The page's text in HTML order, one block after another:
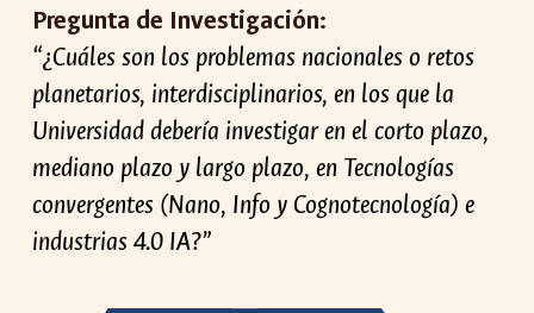
Pregunta de Investigación:
“¿Cuáles son los problemas nacionales o retos
planetarios, interdisciplinarios, en los que la
Universidad debería investigar en el corto plazo,
mediano plazo y largo plazo, en Tecnologías
convergentes (Nano, Info y Cognotecnología) e
industrias 4.0 IA?”